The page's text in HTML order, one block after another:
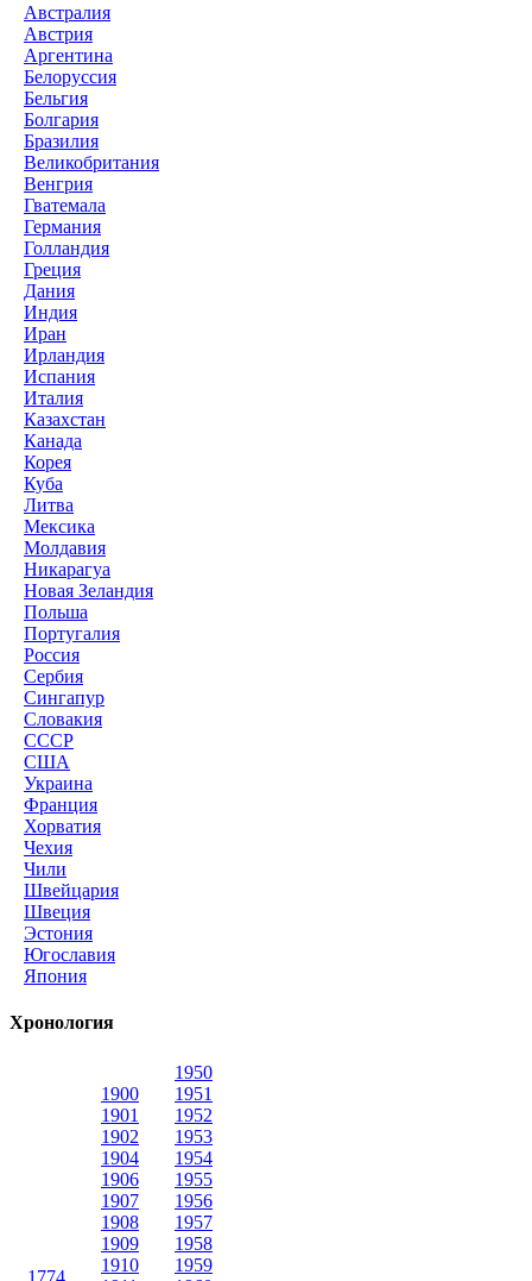
Австралия
Австрия
Аргентина
Белоруссия
Бельгия
Болгария
Бразилия
Великобритания
Венгрия
Гватемала
Германия
Голландия
Греция
Дания
Индия
Иран
Ирландия
Испания
Италия
Казахстан
Канада
Корея
Куба
Литва
Мексика
Молдавия
Никарагуа
Новая Зеландия
Польша
Португалия
Россия
Сербия
Сингапур
Словакия
СССР
США
Украина
Франция
Хорватия
Чехия
Чили
Швейцария
Швеция
Эстония
Югославия
Япония
Хронология
1900
1901
1902
1904
1906
1907
1908
1909
1910
1950
1951
1952
1953
1954
1955
1956
1957
1958
1959